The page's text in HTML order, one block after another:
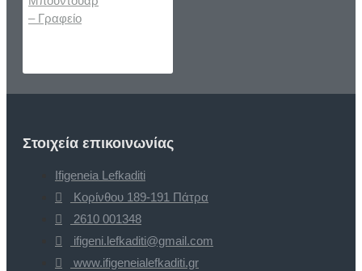
Στοιχεία επικοινωνίας
Ifigeneia Lefkaditi
Κορίνθου 189-191 Πάτρα
2610 001348
ifigeni.lefkaditi@gmail.com
www.ifigeneialefkaditi.gr